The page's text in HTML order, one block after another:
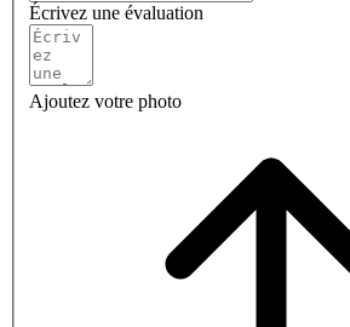
Écrivez une évaluation
Ajoutez votre photo